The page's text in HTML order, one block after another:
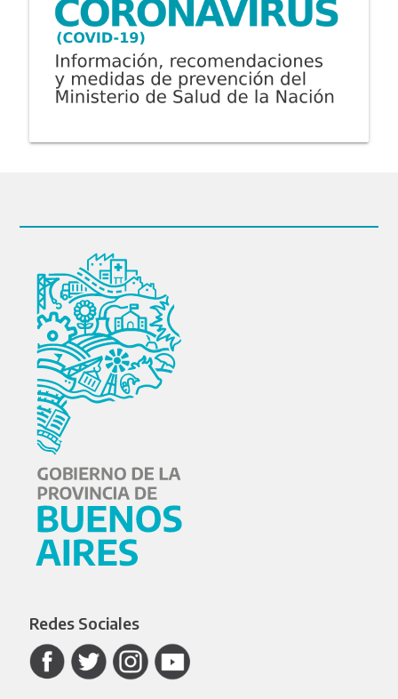
Redes Sociales